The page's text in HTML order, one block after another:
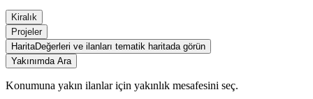
Kiralık
Projeler
HaritaDeğerleri ve ilanları tematik haritada görün
Yakınımda Ara
Konumuna yakın ilanlar için yakınlık mesafesini seç.